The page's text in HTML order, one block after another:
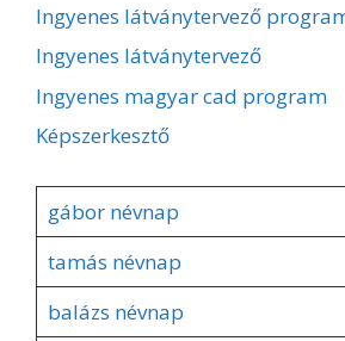
Ingyenes látványtervező
Ingyenes látványtervező
Ingyenes magyar cad program
Képszerkesztő
gábor névnap
tamás névnap
balázs névnap